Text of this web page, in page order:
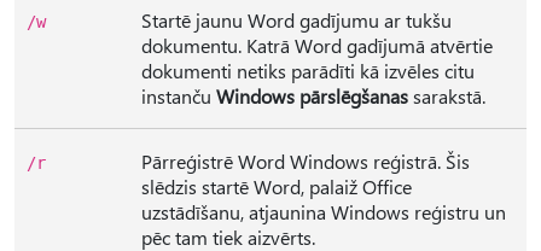
/w
Startē jaunu Word gadījumu ar tukšu
dokumentu. Katrā Word gadījumā atvērtie
dokumenti netiks parādīti kā izvēles citu
instanču Windows pārslēgšanassarakstā.
/r
Pārreģistrē Word Windows reģistrā. Šis
slēdzis startē Word, palaiž Office
uzstādīšanu, atjaunina Windows reģistru un
pēc tam tiek aizvērts.